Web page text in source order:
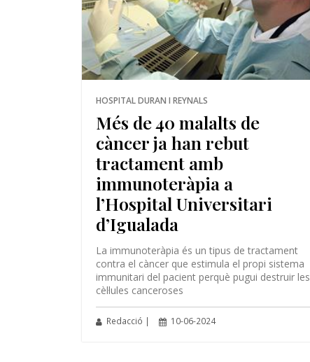
HOSPITAL DURAN I REYNALS
Més de 40 malalts de
càncer ja han rebut
tractament amb
immunoteràpia a
l’Hospital Universitari
d’Igualada
La immunoteràpia és un tipus de tractament
contra el càncer que estimula el propi sistema
immunitari del pacient perquè pugui destruir les
cèl·lules canceroses
Redacció | 10-06-2024